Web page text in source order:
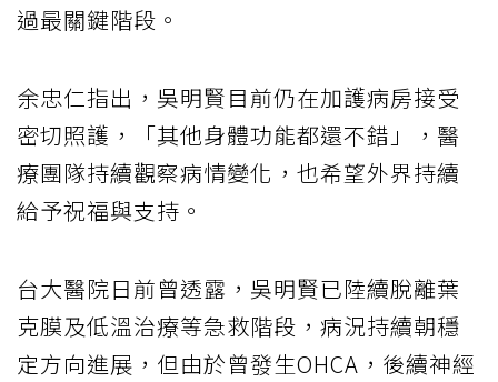
過最關鍵階段。
余忠仁指出，吳明賢目前仍在加護病房接受
密切照護，「其他身體功能都還不錯」，醫
療團隊持續觀察病情變化，也希望外界持續
給予祝福與支持。
台大醫院日前曾透露，吳明賢已陸續脫離葉
克膜及低溫治療等急救階段，病況持續朝穩
定方向進展，但由於曾發生OHCA，後續神經